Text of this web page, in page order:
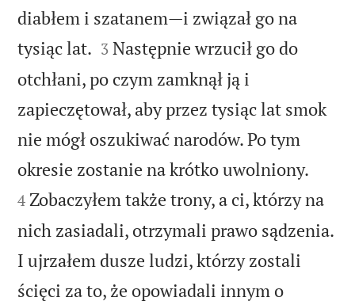
diabłem i szatanem—i związał go na
tysiąc lat. 

3 Następnie wrzucił go do
otchłani, po czym zamknął ją i
zapieczętował, aby przez tysiąc lat smok
nie mógł oszukiwać narodów. Po tym
okresie zostanie na krótko uwolniony.
4 Zobaczyłem także trony, a ci, którzy na
nich zasiadali, otrzymali prawo sądzenia.
I ujrzałem dusze ludzi, którzy zostali
ścięci za to, że opowiadali innym o